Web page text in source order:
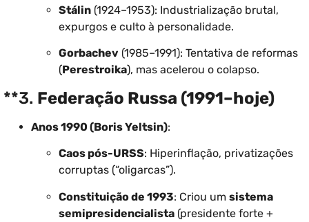
Stálin (1924–1953): Industrialização brutal,
expurgos e culto à personalidade.
Gorbachev (1985–1991): Tentativa de reformas
(Perestroika), mas acelerou o colapso.
**3. Federação Russa (1991–hoje)
Anos 1990 (Boris Yeltsin):
Caos pós-URSS: Hiperinflação, privatizações
corruptas (“oligarcas”).
Constituição de 1993: Criou um sistema
semipresidencialista (presidente forte +